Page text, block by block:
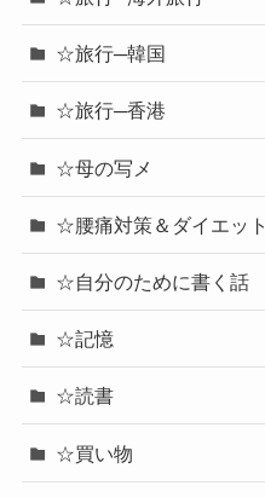
☆旅行─韓国
☆旅行─香港
☆母の写メ
☆腰痛対策＆ダイエット
☆自分のために書く話
☆記憶
☆読書
☆買い物